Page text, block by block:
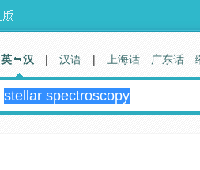
英 汉 | 汉语 | 上海话 广东话